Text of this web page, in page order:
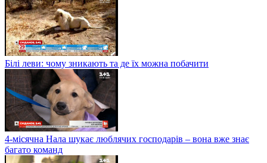
Білі леви: чому зникають та де їх можна побачити
4-місячна Нала шукає люблячих господарів – вона вже знає
багато команд